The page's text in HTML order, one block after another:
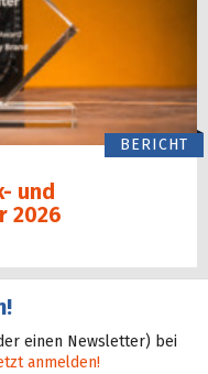
BERICHT
und
2026
einen Newsletter) bei
anmelden!